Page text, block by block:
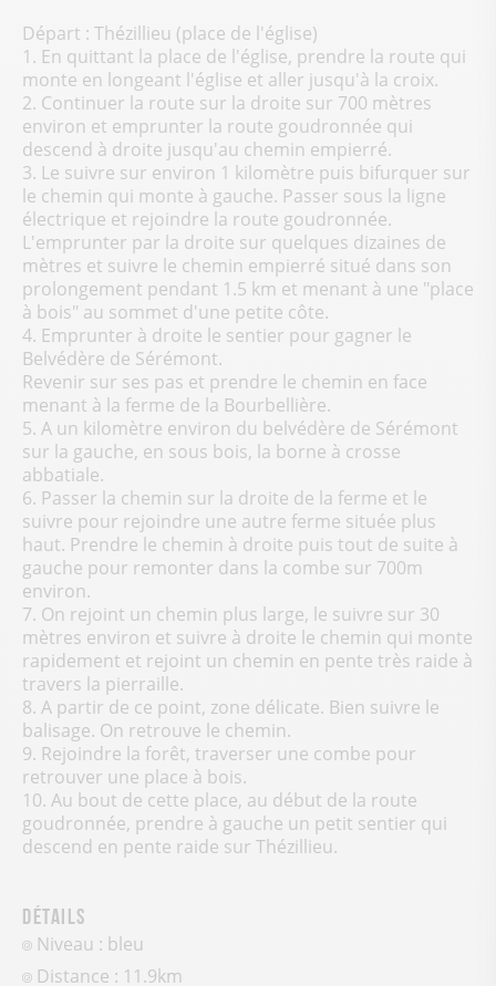
Départ : Thézillieu (place de l'église)
1. En quittant la place de l'église, prendre la route qui
monte en longeant l'église et aller jusqu'à la croix.
2. Continuer la route sur la droite sur 700 mètres
environ et emprunter la route goudronnée qui
descend à droite jusqu'au chemin empierré.
3. Le suivre sur environ 1 kilomètre puis bifurquer sur
le chemin qui monte à gauche. Passer sous la ligne
électrique et rejoindre la route goudronnée.
L'emprunter par la droite sur quelques dizaines de
mètres et suivre le chemin empierré situé dans son
prolongement pendant 1.5 km et menant à une "place
à bois" au sommet d'une petite côte.
4. Emprunter à droite le sentier pour gagner le
Belvédère de Sérémont.
Revenir sur ses pas et prendre le chemin en face
menant à la ferme de la Bourbellière.
5. A un kilomètre environ du belvédère de Sérémont
sur la gauche, en sous bois, la borne à crosse
abbatiale.
6. Passer la chemin sur la droite de la ferme et le
suivre pour rejoindre une autre ferme située plus
haut. Prendre le chemin à droite puis tout de suite à
gauche pour remonter dans la combe sur 700m
environ.
7. On rejoint un chemin plus large, le suivre sur 30
mètres environ et suivre à droite le chemin qui monte
rapidement et rejoint un chemin en pente très raide à
travers la pierraille.
8. A partir de ce point, zone délicate. Bien suivre le
balisage. On retrouve le chemin.
9. Rejoindre la forêt, traverser une combe pour
retrouver une place à bois.
10. Au bout de cette place, au début de la route
goudronnée, prendre à gauche un petit sentier qui
descend en pente raide sur Thézillieu.
Détails
Niveau : bleu
Distance : 11.9km